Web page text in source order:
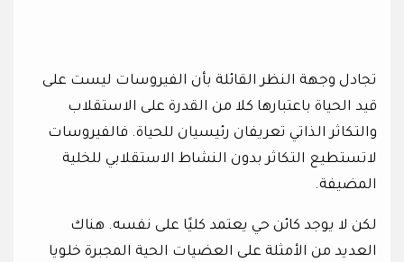
تجادل وجهة النظر القائلة بأن الفيروسات ليست على
قيد الحياة باعتبارها كلا من القدرة على الاستقلاب
والتكاثر الذاتي تعريفان رئيسيان للحياة. فالفيروسات
لاتستطيع التكاثر بدون النشاط الاستقلابي للخلية
المضيفة.
لكن لا يوجد كائن حي يعتمد كليًا على نفسه. هناك
العديد من الأمثلة على العضيات الحية المجبرة خلويا